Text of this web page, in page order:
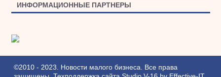
ИНФОРМАЦИОННЫЕ ПАРТНЕРЫ
©2010 - 2023. Новости малого бизнеса. Все права